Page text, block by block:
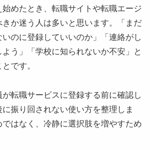
めたとき、転職サイトや転職エージ
きか迷う人は多いと思います。「まだ
のに登録していいのか」「連絡がし
う」「学校に知られないか不安」と
です。
転職サービスに登録する前に確認し
振り回されない使い方を整理しま
はなく、冷静に選択肢を増やすため